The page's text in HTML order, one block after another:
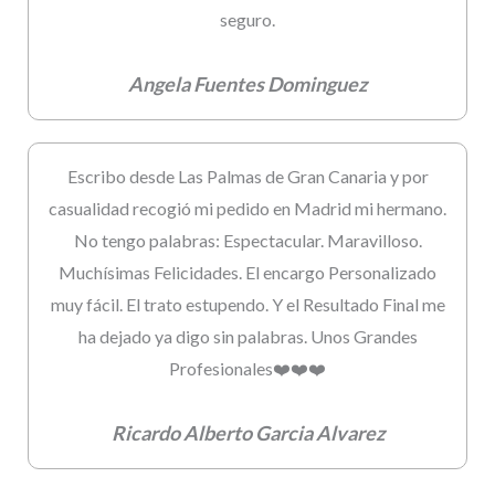
seguro.
Angela Fuentes Dominguez
Escribo desde Las Palmas de Gran Canaria y por
casualidad recogió mi pedido en Madrid mi hermano.
No tengo palabras: Espectacular. Maravilloso.
Muchísimas Felicidades. El encargo Personalizado
muy fácil. El trato estupendo. Y el Resultado Final me
ha dejado ya digo sin palabras. Unos Grandes
Profesionales❤️❤️❤️
Ricardo Alberto Garcia Alvarez